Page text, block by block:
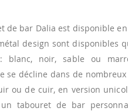
de bar Dalia est disponible
design sont disponibles
blanc, noir, sable ou
se décline dans de
ou de cuir, en version
tabouret de bar